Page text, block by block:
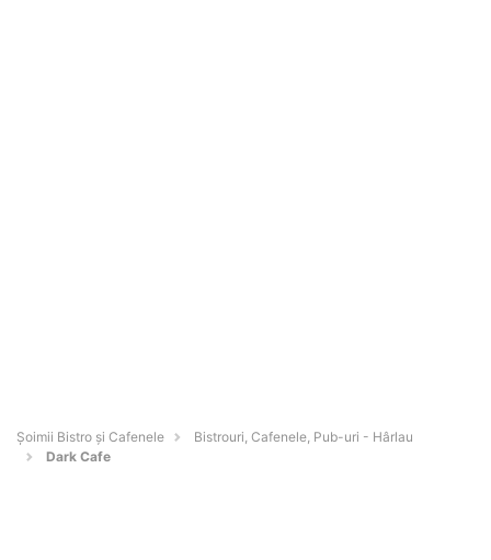
Șoimii Bistro și Cafenele
Bistrouri, Cafenele, Pub-uri - Hârlau
Dark Cafe